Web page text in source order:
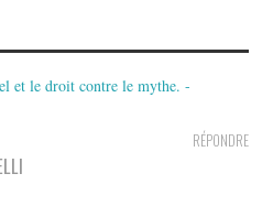
et le droit contre le mythe. -
RÉPONDRE